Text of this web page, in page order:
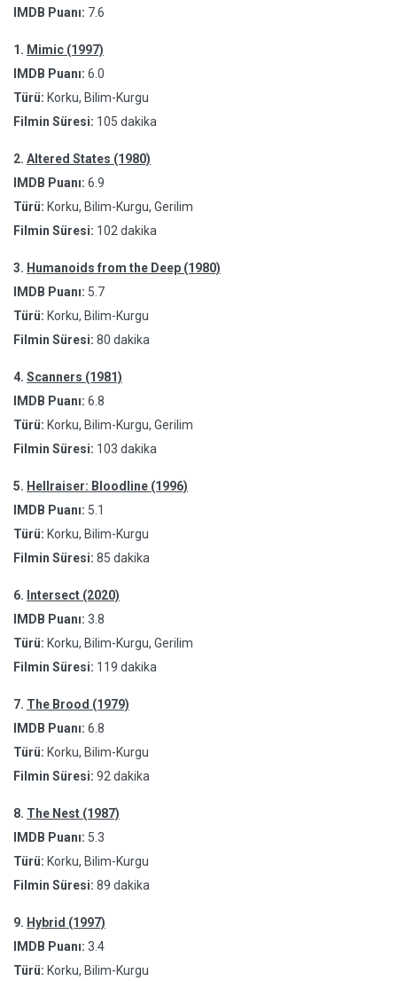
IMDB Puanı: 7.6
1. Mimic (1997)
IMDB Puanı: 6.0
Türü: Korku, Bilim-Kurgu
Filmin Süresi: 105 dakika
2. Altered States (1980)
IMDB Puanı: 6.9
Türü: Korku, Bilim-Kurgu, Gerilim
Filmin Süresi: 102 dakika
3. Humanoids from the Deep (1980)
IMDB Puanı: 5.7
Türü: Korku, Bilim-Kurgu
Filmin Süresi: 80 dakika
4. Scanners (1981)
IMDB Puanı: 6.8
Türü: Korku, Bilim-Kurgu, Gerilim
Filmin Süresi: 103 dakika
5. Hellraiser: Bloodline (1996)
IMDB Puanı: 5.1
Türü: Korku, Bilim-Kurgu
Filmin Süresi: 85 dakika
6. Intersect (2020)
IMDB Puanı: 3.8
Türü: Korku, Bilim-Kurgu, Gerilim
Filmin Süresi: 119 dakika
7. The Brood (1979)
IMDB Puanı: 6.8
Türü: Korku, Bilim-Kurgu
Filmin Süresi: 92 dakika
8. The Nest (1987)
IMDB Puanı: 5.3
Türü: Korku, Bilim-Kurgu
Filmin Süresi: 89 dakika
9. Hybrid (1997)
IMDB Puanı: 3.4
Türü: Korku, Bilim-Kurgu